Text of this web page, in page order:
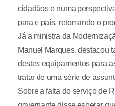
cidadãos e numa
para o país, retomando o
Já a ministra da
Manuel Marques, destacou
destes equipamentos para
tratar de uma série de
Sobre a falta do serviço de